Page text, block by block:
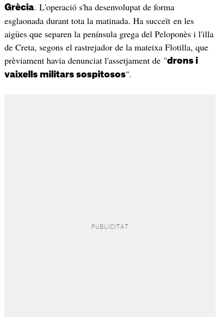
Grècia. L'operació s'ha desenvolupat de forma
esglaonada durant tota la matinada. Ha succeït en les
aigües que separen la península grega del Peloponès i l'illa
de Creta, segons el rastrejador de la mateixa Flotilla, que
prèviament havia denunciat l'assetjament de "drons i
vaixells militars sospitosos".